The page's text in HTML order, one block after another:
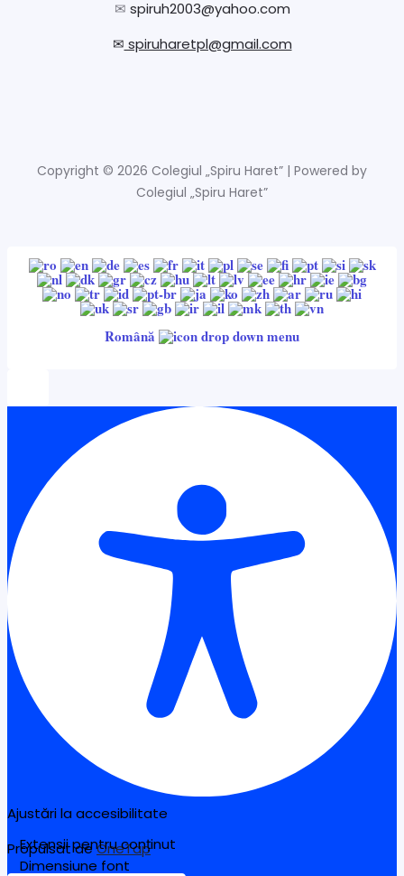
✉ spiruh2003@yahoo.com
✉ spiruharetpl@gmail.com
Copyright © 2026 Colegiul „Spiru Haret” | Powered by
Colegiul „Spiru Haret”
Română
Ajustări la accesibilitate
Propulsat deOneTap
Extensii pentru conținut
Dimensiune font